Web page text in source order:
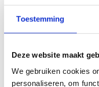
Toestemming
Deze website maakt
We gebruiken cookies
personaliseren, om
gaat naar…. 12B
trots op!
Lees meer